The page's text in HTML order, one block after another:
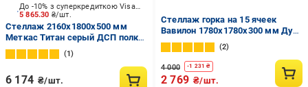
5 865.30 ₴/шт.
До -10% з суперкредиткою Visa Вигода
Стеллаж 2160x1800x500 мм
Меткас Титан серый ДСП полки
5 шт. цинкованный
1
6 174 ₴/шт.
Стеллаж горка на 15 ячеек
Вавилон 1780х1780х300 мм Дуб
Сонома
2
4 000 -1 231 ₴
2 769 ₴/шт.